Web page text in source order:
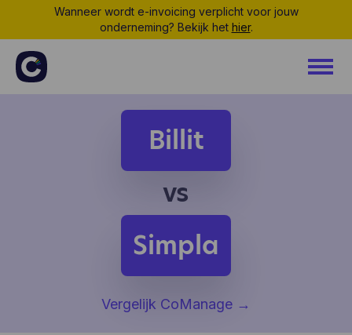
Wanneer wordt e-invoicing verplicht voor jouw
onderneming? Bekijk het hier.
Billit
vs
Simpla
Vergelijk CoManage →